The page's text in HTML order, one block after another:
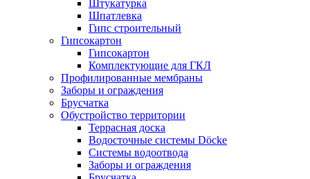
Штукатурка
Шпатлевка
Гипс строительный
Гипсокартон
Гипсокартон
Комплектующие для ГКЛ
Профилированные мембраны
Заборы и ограждения
Брусчатка
Обустройство территории
Террасная доска
Водосточные системы Döcke
Системы водоотвода
Заборы и ограждения